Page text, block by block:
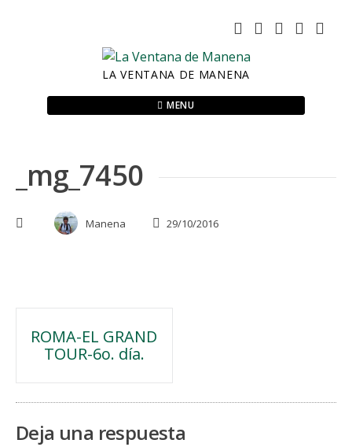
LA VENTANA DE MANENA
MENU
_mg_7450
Manena 29/10/2016
Navegación
entradas
ROMA-EL GRAND
TOUR-6o. día.
Deja una respuesta